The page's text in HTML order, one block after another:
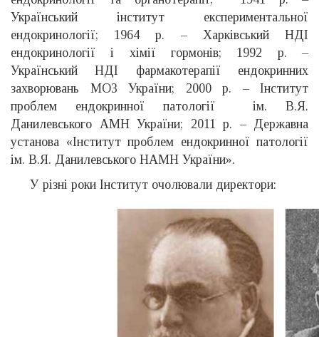
Український інститут експериментальної
ендокринології; 1964 р. – Харківський НДІ
ендокринології і хімії гормонів; 1992 р. –
Український НДІ фармакотерапії ендокринних
захворювань МОЗ України; 2000 р. – Інститут
проблем ендокринної патології ім. В.Я.
Данилевського АМН України; 2011 р. – Державна
установа «Інститут проблем ендокринної патології
ім. В.Я. Данилевського НАМН України».
У різні роки Інститут очолювали директори: